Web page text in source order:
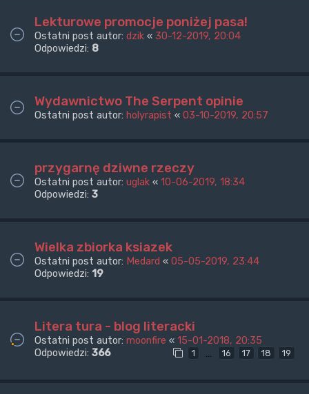
Lekturowe promocje poniżej pasa!
Ostatni post autor: dzik « 30-12-2019, 20:04
Odpowiedzi: 8
Wydawnictwo The Serpent opinie
Ostatni post autor: holyrapist « 03-10-2019, 20:57
przygarnę dziwne rzeczy
Ostatni post autor: uglak « 10-06-2019, 18:34
Odpowiedzi: 3
Wielka zbiorka ksiazek
Ostatni post autor: Medard « 05-05-2019, 23:44
Odpowiedzi: 19
Litera tura - blog literacki
Ostatni post autor: moonfire « 15-01-2018, 20:35
Odpowiedzi: 366 1 … 16 17 18 19